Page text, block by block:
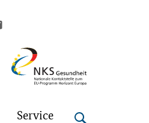
NKS
Gesundheit
Service